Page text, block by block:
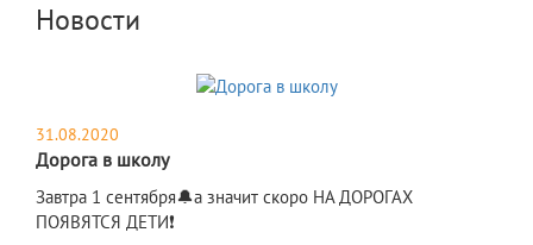
Новости
31.08.2020
Дорога в школу
Завтра 1 сентября🔔а значит скоро НА ДОРОГАХ
ПОЯВЯТСЯ ДЕТИ❗